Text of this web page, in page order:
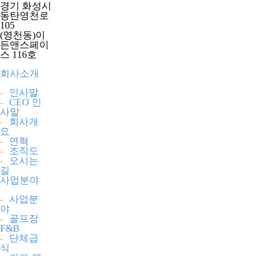
경기 화성시
동탄영천로
105
(영천동)이
든앤스페이
스 116호
회사소개
-
인사말
- CEO 인
사말
-
회사개
요
-
연혁
-
조직도
-
오시는
길
사업분야
- 사업분
야
-
골프장
F&B
-
단체급
식